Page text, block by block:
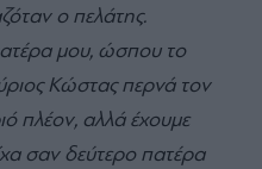
ο πελάτης.
μου, ώσπου το
Κώστας περνά τον
πλέον, αλλά έχουμε
σαν δεύτερο πατέρα